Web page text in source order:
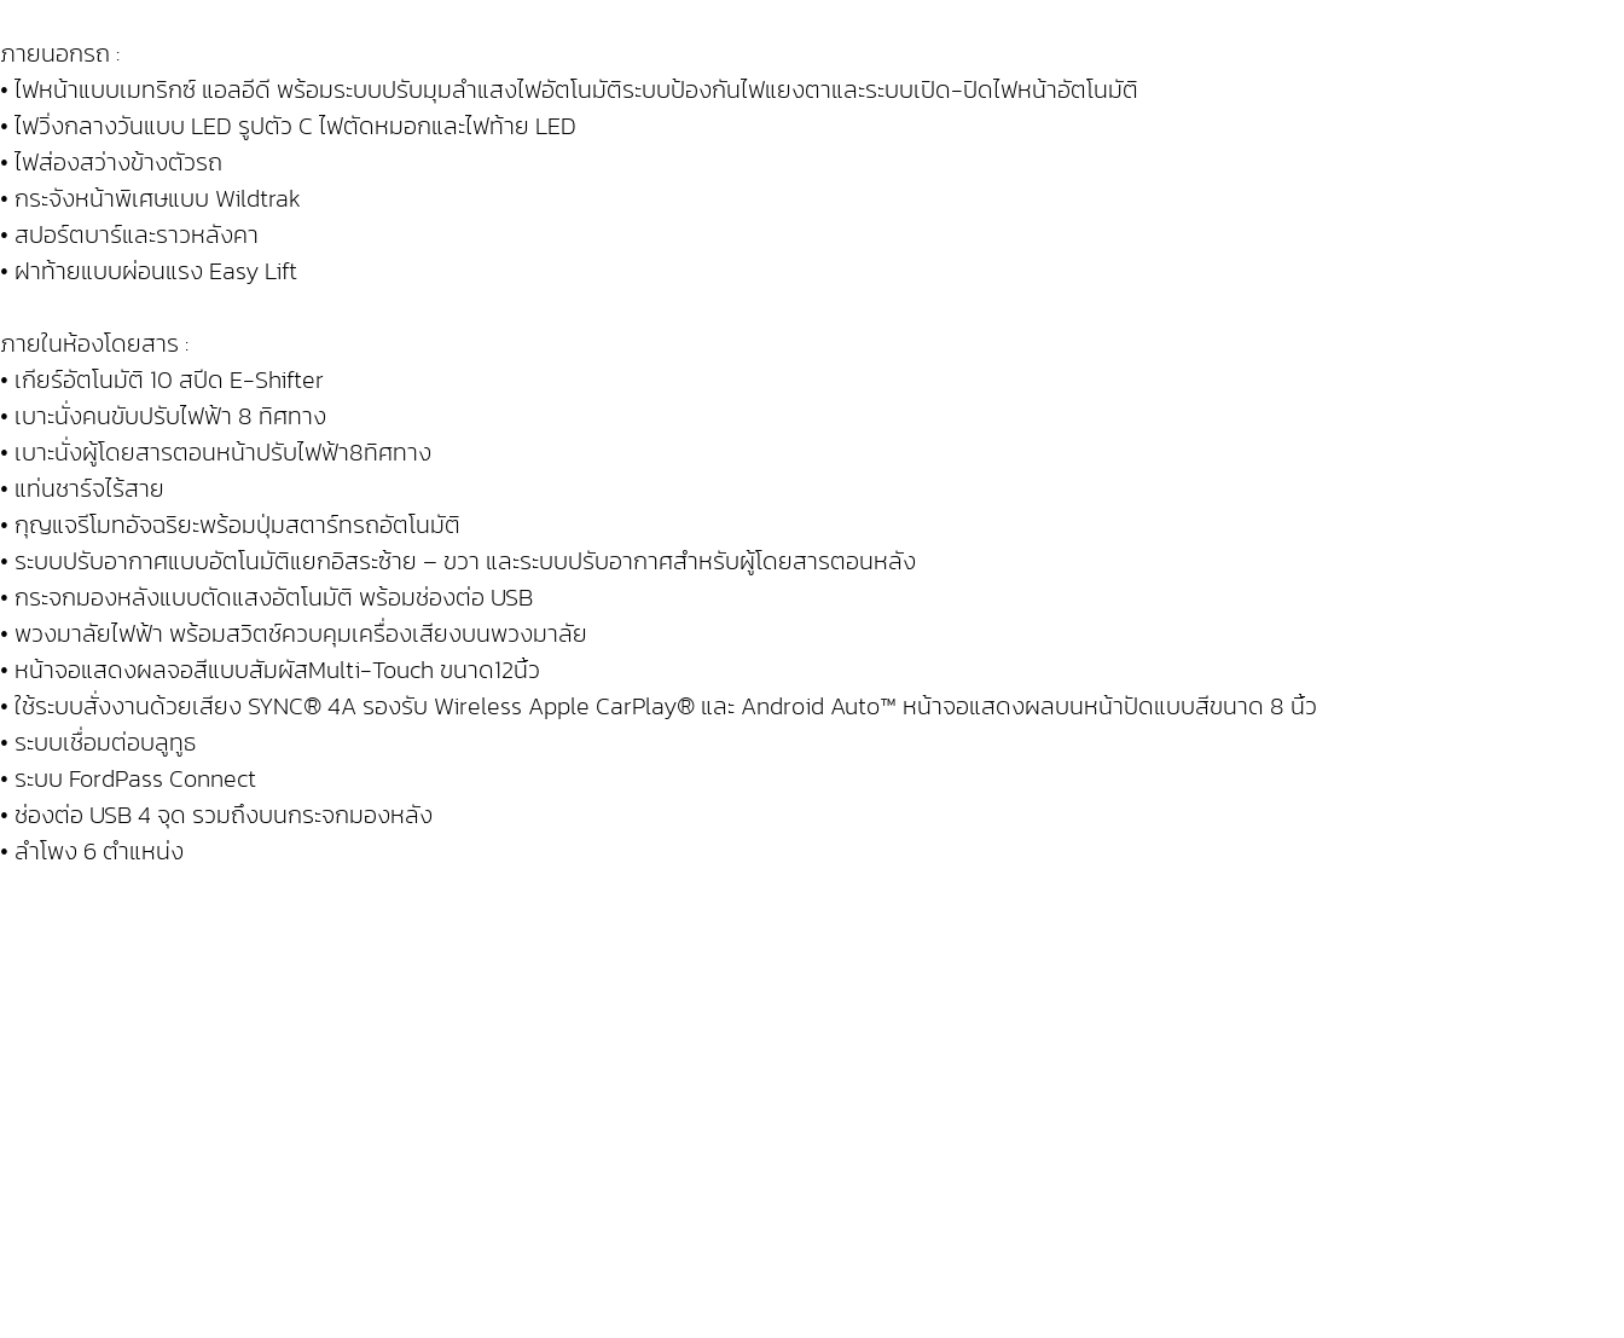
ภายนอกรถ :
• ไฟหน้าแบบเมทริกซ์ แอลอีดี พร้อมระบบปรับมุมลำแสงไฟอัตโนมัติระบบป้องกันไฟแยงตาและระบบเปิด-ปิดไฟหน้าอัตโนมัติ
• ไฟวิ่งกลางวันแบบ LED รูปตัว C ไฟตัดหมอกและไฟท้าย LED
• ไฟส่องสว่างข้างตัวรถ
• กระจังหน้าพิเศษแบบ Wildtrak
• สปอร์ตบาร์และราวหลังคา
• ฝาท้ายแบบผ่อนแรง Easy Lift
ภายในห้องโดยสาร :
• เกียร์อัตโนมัติ 10 สปีด E-Shifter
• เบาะนั่งคนขับปรับไฟฟ้า 8 ทิศทาง
• เบาะนั่งผู้โดยสารตอนหน้าปรับไฟฟ้า8ทิศทาง
• แท่นชาร์จไร้สาย
• กุญแจรีโมทอัจฉริยะพร้อมปุ่มสตาร์ทรถอัตโนมัติ
• ระบบปรับอากาศแบบอัตโนมัติแยกอิสระซ้าย – ขวา และระบบปรับอากาศสำหรับผู้โดยสารตอนหลัง
• กระจกมองหลังแบบตัดแสงอัตโนมัติ พร้อมช่องต่อ USB
• พวงมาลัยไฟฟ้า พร้อมสวิตช์ควบคุมเครื่องเสียงบนพวงมาลัย
• หน้าจอแสดงผลจอสีแบบสัมผัสMulti-Touch ขนาด12นิ้ว
• ใช้ระบบสั่งงานด้วยเสียง SYNC® 4A รองรับ Wireless Apple CarPlay® และ Android Auto™ หน้าจอแสดงผลบนหน้าปัดแบบสีขนาด 8 นิ้ว
• ระบบเชื่อมต่อบลูทูธ
• ระบบ FordPass Connect
• ช่องต่อ USB 4 จุด รวมถึงบนกระจกมองหลัง
• ลำโพง 6 ตำแหน่ง